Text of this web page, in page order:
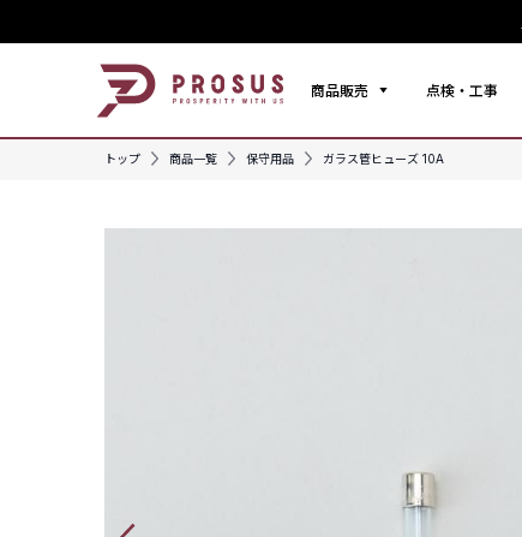
商品販売 点検・工事
トップ 商品一覧 保守用品 ガラス管ヒューズ 10A